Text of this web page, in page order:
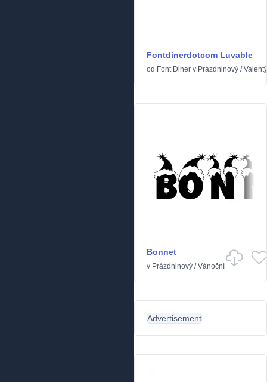
Fontdinerdotcom Luvable
od Font Diner v Prázdninový /
Bonnet
v Prázdninový /Vánoční
Advertisement